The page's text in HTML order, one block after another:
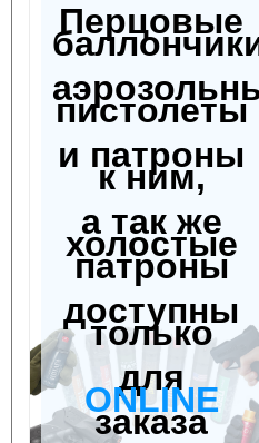
Перцовые
пистолеты
и патроны
к ним,
а так же
холостые
патроны
доступны
только
для
ONLINE
заказа